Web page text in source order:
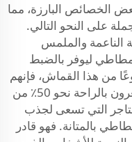
الخصائص البارزة، مما
على النحو التالي.
الناعمة والملمس
ليوفر بالضبط
من هذا القماش، فإنهم
غالبًا ما يحصلون على جينز أنيق ويشعرون بالراحة نحو 50٪ من
التي تسعى لجذب
بالمتانة. فهو قادر